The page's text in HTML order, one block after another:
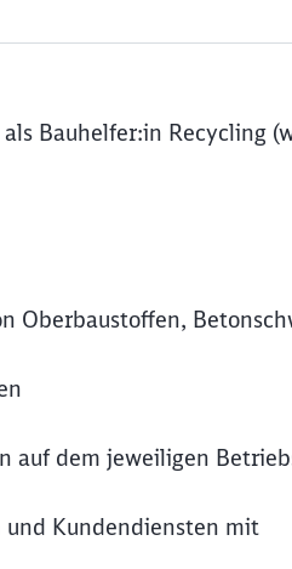
Bauhelfer:in Recycling
Oberbaustoffen,
dem jeweiligen
Kundendiensten mit